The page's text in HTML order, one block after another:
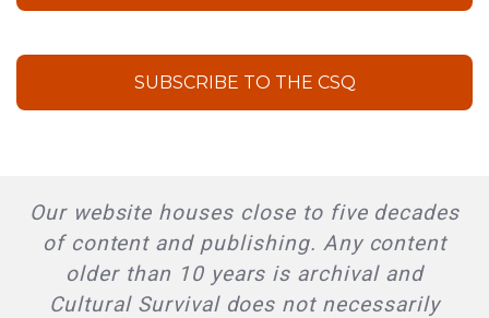
SUBSCRIBE TO THE CSQ
Our website houses close to five decades
of content and publishing. Any content
older than 10 years is archival and
Cultural Survival does not necessarily